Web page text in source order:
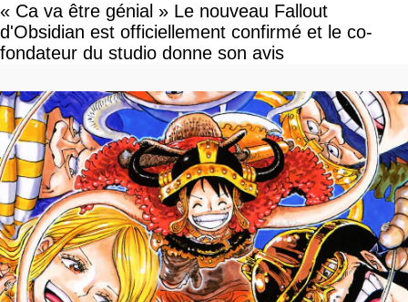
« Ca va être génial » Le nouveau Fallout
d'Obsidian est officiellement confirmé et le co-
fondateur du studio donne son avis